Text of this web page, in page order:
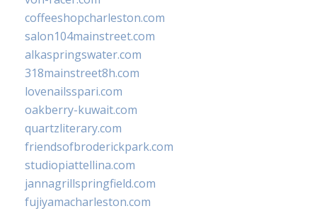
coffeeshopcharleston.com
salon104mainstreet.com
alkaspringswater.com
318mainstreet8h.com
lovenailsspari.com
oakberry-kuwait.com
quartzliterary.com
friendsofbroderickpark.com
studiopiattellina.com
jannagrillspringfield.com
fujiyamacharleston.com